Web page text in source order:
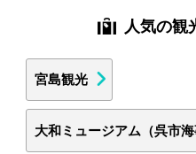
人気の観
宮島観光
大和ミュージアム（呉市海